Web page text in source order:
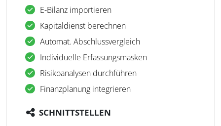
E-Bilanz importieren
Kapitaldienst berechnen
Automat. Abschlussvergleich
Individuelle Erfassungsmasken
Risikoanalysen durchführen
Finanzplanung integrieren
SCHNITTSTELLEN